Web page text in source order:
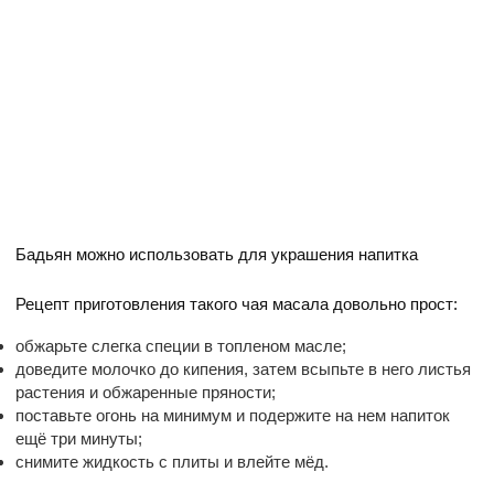
Бадьян можно использовать для украшения напитка
Рецепт приготовления такого чая масала довольно прост:
обжарьте слегка специи в топленом масле;
доведите молочко до кипения, затем всыпьте в него листья
растения и обжаренные пряности;
поставьте огонь на минимум и подержите на нем напиток
ещё три минуты;
снимите жидкость с плиты и влейте мёд.